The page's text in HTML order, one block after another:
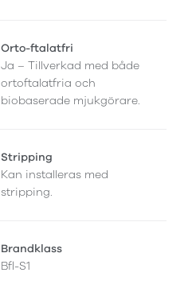
Orto-ftalatfri
Ja – Tillverkad med både
ortoftalatfria och
biobaserade mjukgörare.
Stripping
Kan installeras med
stripping.
Brandklass
Bfl-S1